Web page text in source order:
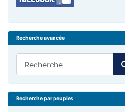
Recherche avancée
Recherche par peuples